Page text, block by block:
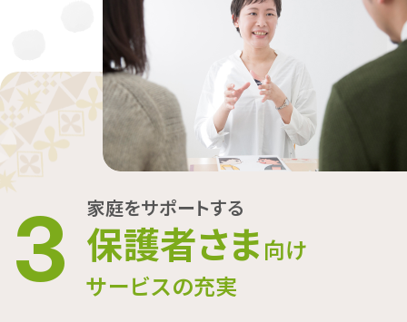
3 家庭をサポートする
保護者さま 向け
サービスの充実